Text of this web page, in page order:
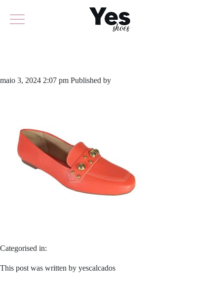
maio 3, 2024 2:07 pm Published by
Categorised in:
This post was written by yescalcados